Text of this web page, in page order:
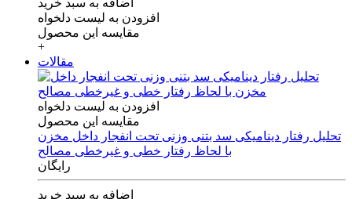
افزودن به لیست دلخواه
مقایسه این محصول
+
مقالات
افزودن به لیست دلخواه
مقایسه این محصول
تحلیل رفتار دینامیکی سد بتنی وزنی تحت انفجار داخل مخزن
با لحاظ رفتار خطی و غیرخطی مصالح
رایگان
اضافه به سبد خرید